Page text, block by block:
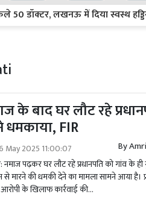
डॉक्टर, लखनऊ में दिया स्वस्थ
के बाद घर लौट रहे
FIR
May 2025 11:00:07 By
नमाज पढ़कर घर लौट रहे प्रधानपति को गांव के ही
से मारने की धमकी देने का मामला सामने आया है।
के खिलाफ कार्रवाई की...